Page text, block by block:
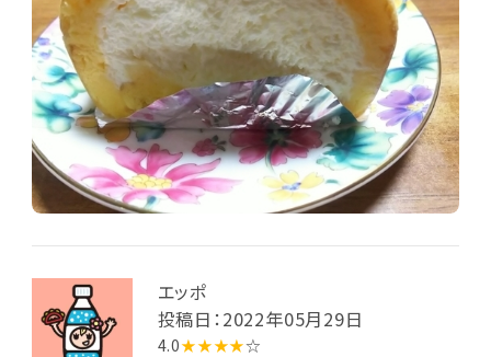
エッポ
投稿日：2022年05月29日
4.0★★★★☆